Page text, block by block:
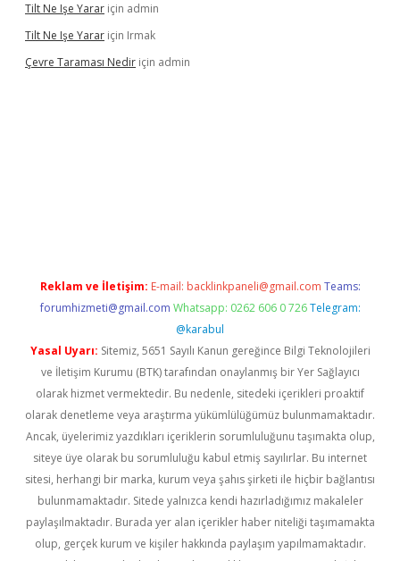
Tilt Ne Işe Yarar için admin
Tilt Ne Işe Yarar için Irmak
Çevre Taraması Nedir için admin
Reklam ve İletişim: E-mail: backlinkpaneli@gmail.com Teams:
forumhizmeti@gmail.com Whatsapp: 0262 606 0 726 Telegram:
@karabul
Yasal Uyarı: Sitemiz, 5651 Sayılı Kanun gereğince Bilgi Teknolojileri
ve İletişim Kurumu (BTK) tarafından onaylanmış bir Yer Sağlayıcı
olarak hizmet vermektedir. Bu nedenle, sitedeki içerikleri proaktif
olarak denetleme veya araştırma yükümlülüğümüz bulunmamaktadır.
Ancak, üyelerimiz yazdıkları içeriklerin sorumluluğunu taşımakta olup,
siteye üye olarak bu sorumluluğu kabul etmiş sayılırlar. Bu internet
sitesi, herhangi bir marka, kurum veya şahıs şirketi ile hiçbir bağlantısı
bulunmamaktadır. Sitede yalnızca kendi hazırladığımız makaleler
paylaşılmaktadır. Burada yer alan içerikler haber niteliği taşımamakta
olup, gerçek kurum ve kişiler hakkında paylaşım yapılmamaktadır.